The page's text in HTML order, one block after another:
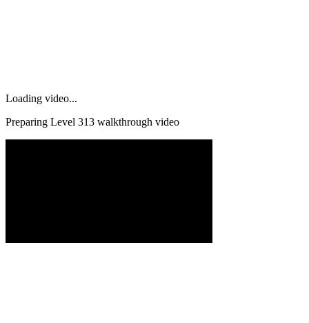
Loading video...
Preparing Level 313 walkthrough video